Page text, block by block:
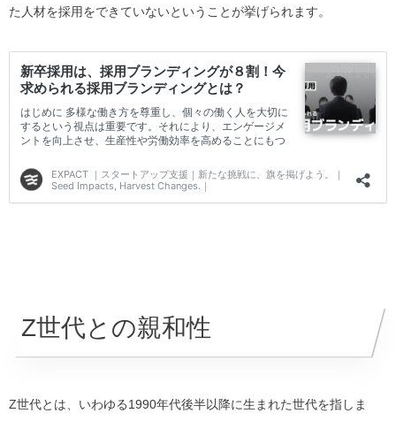
た人材を採用をできていないということが挙げられます。
Z世代との親和性
Z世代とは、いわゆる1990年代後半以降に生まれた世代を指しま